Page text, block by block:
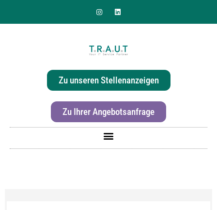
Zu unseren Stellenanzeigen
Zu Ihrer Angebotsanfrage
Sie suchen nach einer
effizienten & hochwertigen
Druckerlösung für Ihr Büro?